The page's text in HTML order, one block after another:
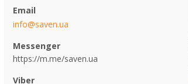
info@saven.ua
https://m.me/saven.ua